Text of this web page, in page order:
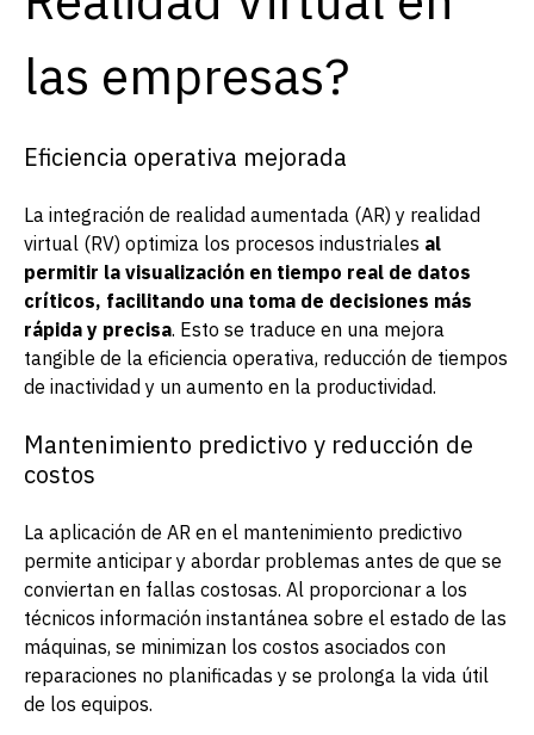
las empresas?
Eficiencia operativa mejorada
La integración de realidad aumentada (AR) y realidad
virtual (RV) optimiza los procesos industriales al
permitir la visualización en tiempo real de datos
críticos, facilitando una toma de decisiones más
rápida y precisa. Esto se traduce en una mejora
tangible de la eficiencia operativa, reducción de tiempos
de inactividad y un aumento en la productividad.
Mantenimiento predictivo y reducción de
costos
La aplicación de AR en el mantenimiento predictivo
permite anticipar y abordar problemas antes de que se
conviertan en fallas costosas. Al proporcionar a los
técnicos información instantánea sobre el estado de las
máquinas, se minimizan los costos asociados con
reparaciones no planificadas y se prolonga la vida útil
de los equipos.